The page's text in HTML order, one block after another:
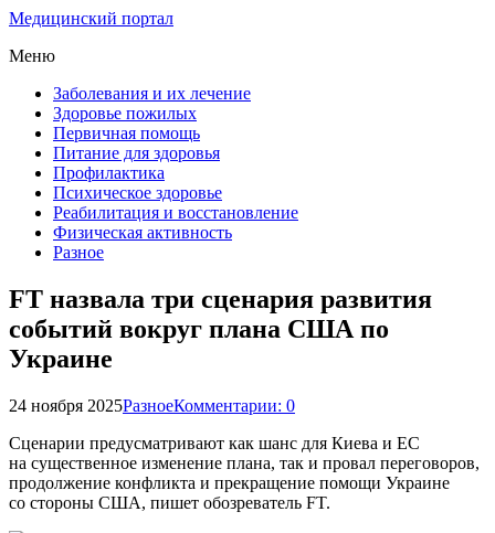
Медицинский портал
Меню
Заболевания и их лечение
Здоровье пожилых
Первичная помощь
Питание для здоровья
Профилактика
Психическое здоровье
Реабилитация и восстановление
Физическая активность
Разное
FT назвала три сценария развития
событий вокруг плана США по
Украине
24 ноября 2025РазноеКомментарии: 0
Сценарии предусматривают как шанс для Киева и ЕС
на существенное изменение плана, так и провал переговоров,
продолжение конфликта и прекращение помощи Украине
со стороны США, пишет обозреватель FT.